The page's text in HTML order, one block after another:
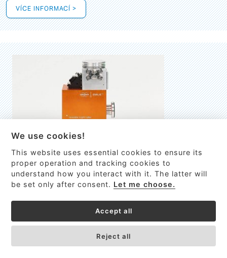
VÍCE INFORMACÍ >
EMILIE
První nano-elektro-mechanický (NEMS) FTIR analyzátor
We use cookies!
This website uses essential cookies to ensure its
proper operation and tracking cookies to
understand how you interact with it. The latter will
be set only after consent. Let me choose.
Accept all
Reject all